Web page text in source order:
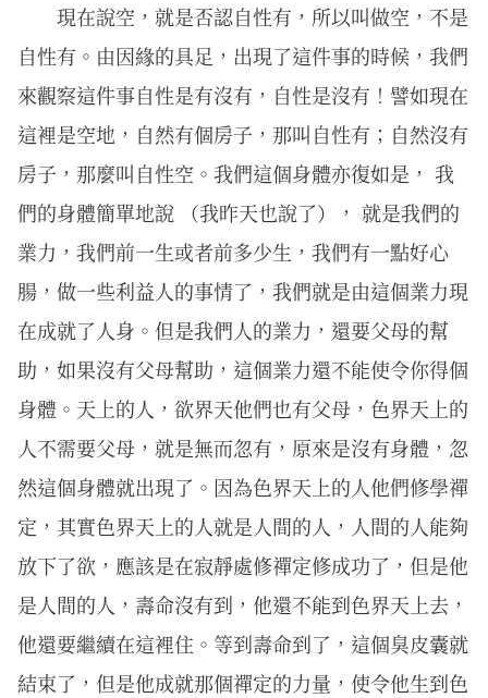
現在說空，就是否認自性有，所以叫做空，不是
自性有。由因緣的具足，出現了這件事的時候，我們
來觀察這件事自性是有沒有，自性是沒有！譬如現在
這裡是空地，自然有個房子，那叫自性有；自然沒有
房子，那麼叫自性空。我們這個身體亦復如是， 我
們的身體簡單地說 （我昨天也說了）， 就是我們的
業力，我們前一生或者前多少生，我們有一點好心
腸，做一些利益人的事情了，我們就是由這個業力現
在成就了人身。但是我們人的業力，還要父母的幫
助，如果沒有父母幫助，這個業力還不能使令你得個
身體。天上的人，欲界天他們也有父母，色界天上的
人不需要父母，就是無而忽有，原來是沒有身體，忽
然這個身體就出現了。因為色界天上的人他們修學禪
定，其實色界天上的人就是人間的人，人間的人能夠
放下了欲，應該是在寂靜處修禪定修成功了，但是他
是人間的人，壽命沒有到，他還不能到色界天上去，
他還要繼續在這裡住。等到壽命到了，這個臭皮囊就
結束了，但是他成就那個禪定的力量，使令他生到色